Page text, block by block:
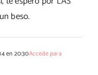
beso.
en 20:30Accede para